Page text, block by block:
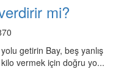
mi?
getirin Bay, beş yanlış
vermek için doğru yo...